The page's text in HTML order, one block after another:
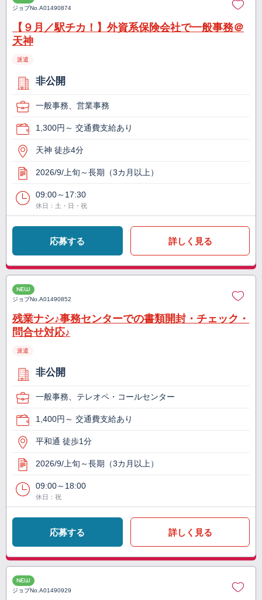
ジョブNo.A01490874
【９月／駅チカ！】外資系保険会社で一般事務＠
天神
派遣
非公開
一般事務、営業事務
1,300円～ 交通費支給あり
天神 徒歩4分
2026/9/上旬～長期（3カ月以上）
09:00～17:30
休日：土・日・祝
応募する 詳しく見る
NEW
ジョブNo.A01490852
残業ナシ♪事務センターでの書類開封・チェック・
問合せ対応♪
派遣
非公開
一般事務、テレオペ・コールセンター
1,400円～ 交通費支給あり
平和通 徒歩1分
2026/9/上旬～長期（3カ月以上）
09:00～18:00
休日：祝
応募する 詳しく見る
NEW
ジョブNo.A01490929